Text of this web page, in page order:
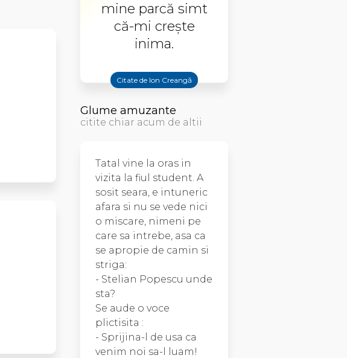
mine parcă simt
că-mi creşte
inima.
Citate de Ion Creangă
Glume amuzante
citite chiar acum de altii
Tatal vine la oras in
vizita la fiul student. A
sosit seara, e intuneric
afara si nu se vede nici
o miscare, nimeni pe
care sa intrebe, asa ca
se apropie de camin si
striga:
- Stelian Popescu unde
sta?
Se aude o voce
plictisita :
- Sprijina-l de usa ca
venim noi sa-l luam!